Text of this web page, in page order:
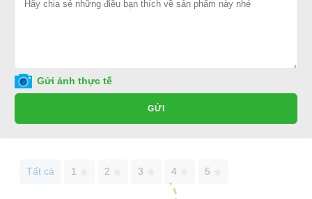
Điện thoại: 08 68 100 260 ( Châu ) - 093 211 3677 ( Phú )
Website:xediendulich.com
Website:phutungxegolf.com
Gửi ảnh thực tế
GỬI
Tất cả 1 2 3 4 5